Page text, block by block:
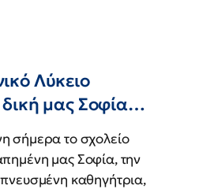
Λύκειο
δική μας Σοφία…
το σχολείο
μας Σοφία, την
καθηγήτρια,